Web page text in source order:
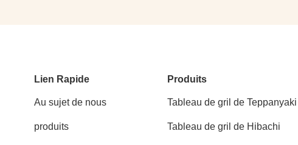
Lien Rapide
Au sujet de nous
produits
Produits
Tableau de gril de Teppanyaki
Tableau de gril de Hibachi